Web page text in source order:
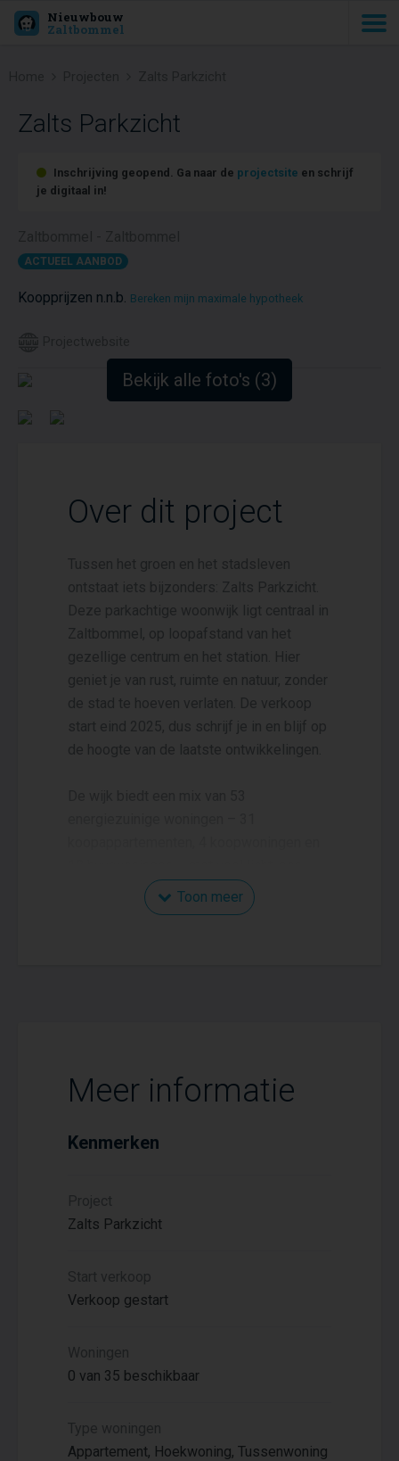
Nieuwbouw
Zaltbommel
Zalts Parkzicht
Inschrijving geopend. Ga naar de projectsite en schrijf
je digitaal in!
ACTUEEL AANBOD
Koopprijzen n.n.b. Bereken mijn maximale hypotheek
Bekijk alle foto's (3)
Over dit project
Tussen het groen en het stadsleven
ontstaat iets bijzonders: Zalts Parkzicht.
Deze parkachtige woonwijk ligt centraal in
Zaltbommel, op loopafstand van het
gezellige centrum en het station. Hier
geniet je van rust, ruimte en natuur, zonder
de stad te hoeven verlaten. De verkoop
start eind 2025, dus schrijf je in en blijf op
de hoogte van de laatste ontwikkelingen.
slimme indeling en altijd een eigen
buitenruimte. Perfect voor starters,
Toon meer
Meer informatie
Kenmerken
Project
Zalts Parkzicht
Start verkoop
Verkoop gestart
Woningen
0 van 35 beschikbaar
Type woningen
Appartement, Hoekwoning, Tussenwoning